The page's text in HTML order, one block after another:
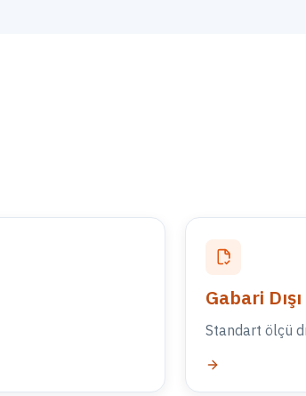
Gabari
Standart ölçü